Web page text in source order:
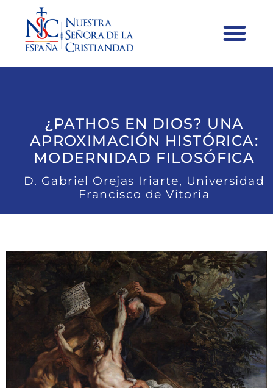
¿PATHOS EN DIOS? UNA
APROXIMACIÓN HISTÓRICA:
MODERNIDAD FILOSÓFICA
D. Gabriel Orejas Iriarte, Universidad
Francisco de Vitoria